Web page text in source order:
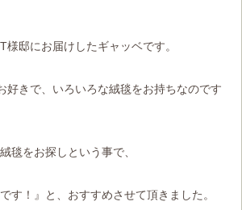
様邸にお届けしたギャッベです。
好きで、いろいろな絨毯をお持ちなのです
毯をお探しという事で、
す！』と、おすすめさせて頂きました。